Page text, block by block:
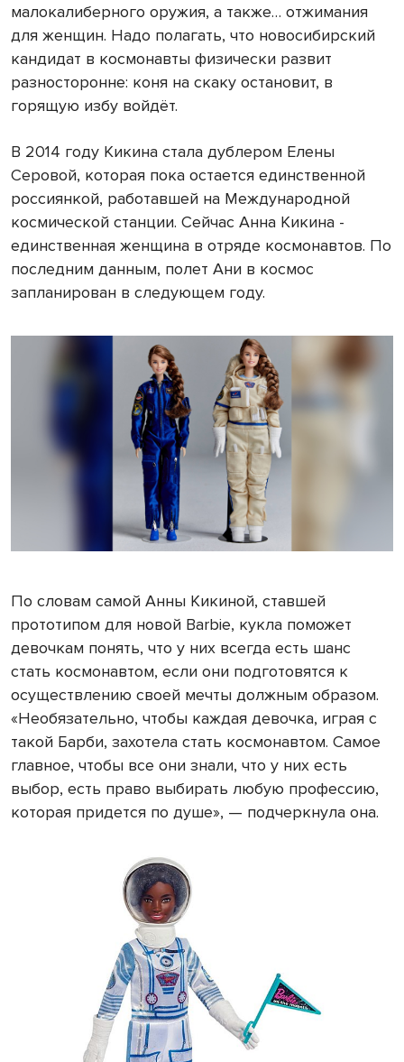
малокалиберного оружия, а также… отжимания
для женщин. Надо полагать, что новосибирский
кандидат в космонавты физически развит
разносторонне: коня на скаку остановит, в
горящую избу войдёт.
В 2014 году Кикина стала дублером Елены
Серовой, которая пока остается единственной
россиянкой, работавшей на Международной
космической станции. Сейчас Анна Кикина -
единственная женщина в отряде космонавтов. По
последним данным, полет Ани в космос
запланирован в следующем году.
По словам самой Анны Кикиной, ставшей
прототипом для новой Barbie, кукла поможет
девочкам понять, что у них всегда есть шанс
стать космонавтом, если они подготовятся к
осуществлению своей мечты должным образом.
«Необязательно, чтобы каждая девочка, играя с
такой Барби, захотела стать космонавтом. Самое
главное, чтобы все они знали, что у них есть
выбор, есть право выбирать любую профессию,
которая придется по душе», — подчеркнула она.